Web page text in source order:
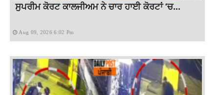
ਸੁਪਰੀਮ ਕੋਰਟ ਕਾਲਜੀਅਮ ਨੇ ਚਾਰ ਹਾਈ ਕੋਰਟਾਂ ‘ਚ...
Aug 09, 2026 6:02 Pm